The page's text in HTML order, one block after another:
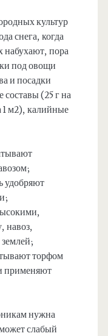
культур
снега, когда
набухают, пора
под овощи
и посадки
(25 г на
1 м2), калийные
удобряют
навоз,
торфом
применяют
нужна
слабый